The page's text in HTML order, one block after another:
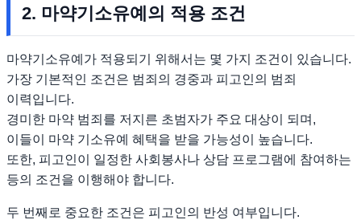
2. 마약기소유예의 적용 조건
마약기소유예가 적용되기 위해서는 몇 가지 조건이 있습니다.
가장 기본적인 조건은 범죄의 경중과 피고인의 범죄
이력입니다.
경미한 마약 범죄를 저지른 초범자가 주요 대상이 되며,
이들이 마약 기소유예 혜택을 받을 가능성이 높습니다.
또한, 피고인이 일정한 사회봉사나 상담 프로그램에 참여하는
등의 조건을 이행해야 합니다.
두 번째로 중요한 조건은 피고인의 반성 여부입니다.